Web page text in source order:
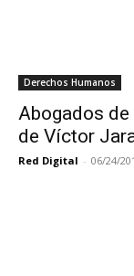
Derechos Humanos
Abogados
de Víctor
Red Digital - 06/24/